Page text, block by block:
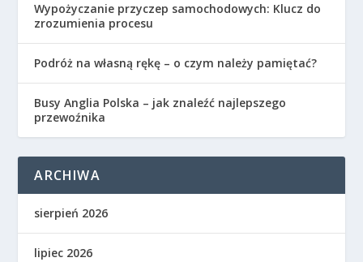
Wypożyczanie przyczep samochodowych: Klucz do
zrozumienia procesu
Podróż na własną rękę – o czym należy pamiętać?
Busy Anglia Polska – jak znaleźć najlepszego
przewoźnika
ARCHIWA
sierpień 2026
lipiec 2026